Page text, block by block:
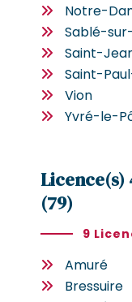
Notre-
Sablé-
Saint-
Saint-
Vion
Yvré-le-
Licence(s)
(79)
9
Amuré
Bressuire